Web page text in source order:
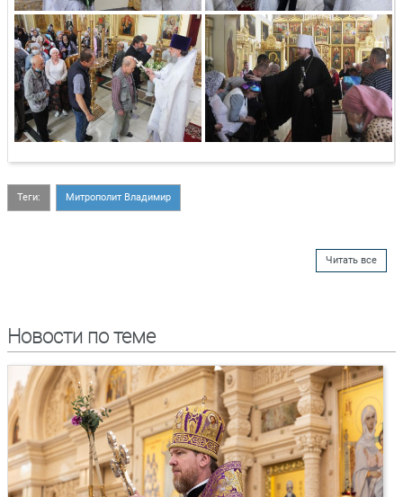
Теги: Митрополит Владимир
Читать все
Новости по теме